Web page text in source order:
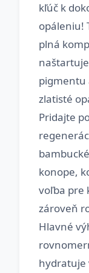
kľúč k
opáleniu!
plná
pigmentu
zlatisté
Pridajte
konope,
voľba pre
zároveň
Hlavné
hydratuje